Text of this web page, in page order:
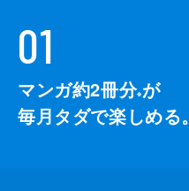
01
マンガ約2冊分※が
毎月タダで楽しめる。